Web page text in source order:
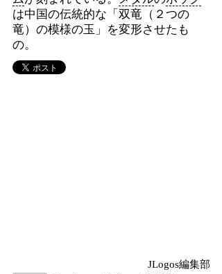
は中国の伝統的な「双竜（２つの
竜）の模様の玉」を変形させたも
の。
JLogos編集部